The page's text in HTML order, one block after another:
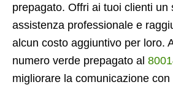
prepagato. Offri ai tuoi clienti un
assistenza professionale e
alcun costo aggiuntivo per loro.
numero verde prepagato al
migliorare la comunicazione